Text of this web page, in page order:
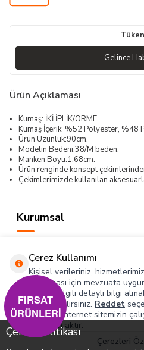
Çerez Politikası
Gelince
Ürün Açıklaması
Kumaş: İKİ İPLİK/ÖRME
Kumaş İçerik: %52 Polyester, %48
Ürün Uzunluk:90cm.
Modelin Bedeni:38/M beden.
Manken Boyu:1.68cm.
Ürün renginde konsept
Çekimlerimizde kullanılan
Kurumsal
Hızlı Erişim
Sosyal
Adres & İletişim
Çerez Kullanımı
Kişisel verileriniz,
sunulması için mevzuata
Konuyla ilgili detaylı bilgi
inceleyebilirsiniz. Reddet
yalnızca internet sitemizin
kullanılacaktır.
Çerezleri
FIRSAT
ÜRÜNLERİ